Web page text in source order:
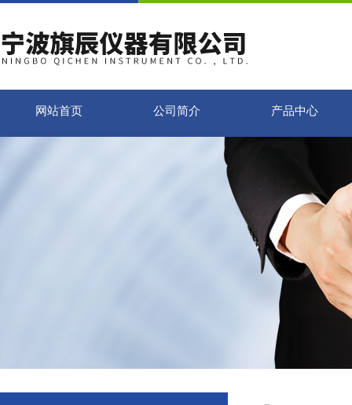
网站首页 公司简介 产品中心